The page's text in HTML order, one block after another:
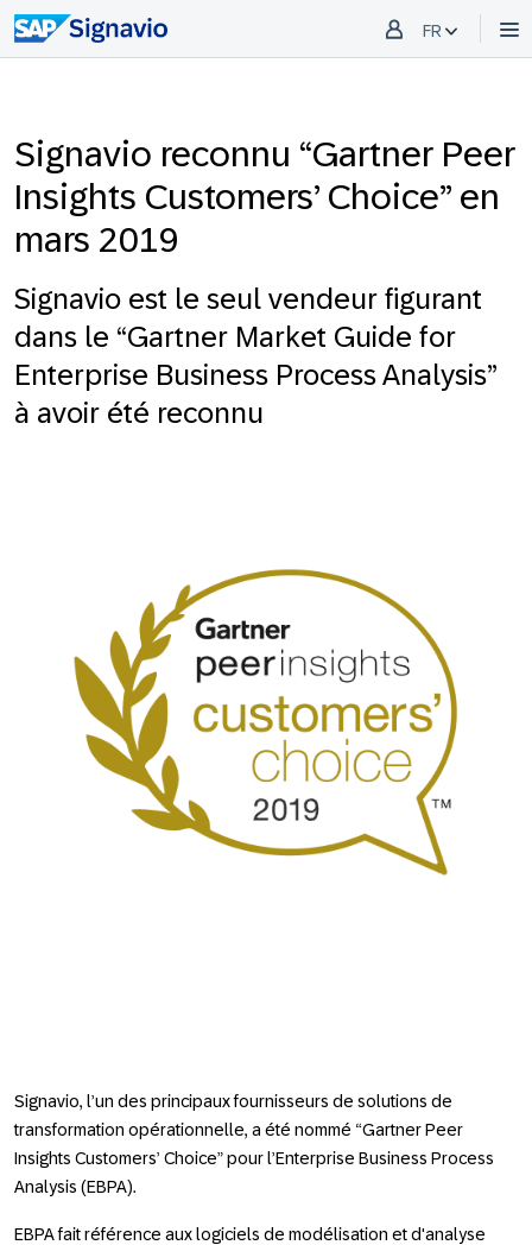
FR
Signavio reconnu “Gartner Peer
Insights Customers’ Choice” en
mars 2019
Signavio est le seul vendeur figurant
dans le “Gartner Market Guide for
Enterprise Business Process Analysis”
à avoir été reconnu
Signavio, l’un des principaux fournisseurs de solutions de
transformation opérationnelle, a été nommé “Gartner Peer
Insights Customers’ Choice” pour l’Enterprise Business Process
Analysis (EBPA).
EBPA fait référence aux logiciels de modélisation et d'analyse